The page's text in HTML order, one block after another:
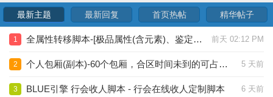
最新主题 最新回复 首页热帖 精华帖子
前天 02:12 PM
1 全属性转移脚本-[极品属性(含元素)、鉴定属性，可分开转移，灵活选择]
5 天前
2 个人包厢(副本)-60个包厢，合区时间未到的可占领无主包厢
6 天前
3 BLUE引擎 行会收人脚本 - 行会在线收人定制脚本